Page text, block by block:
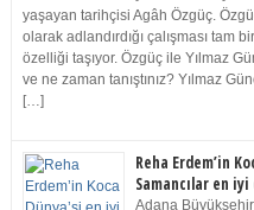
yaşayan tarihçisi Agâh Özgüç.
olarak adlandırdığı çalışması tam
özelliği taşıyor. Özgüç ile Yılmaz
ve ne zaman tanıştınız? Yılmaz
[…]
Reha Erdem’in
Samancılar en
Adana